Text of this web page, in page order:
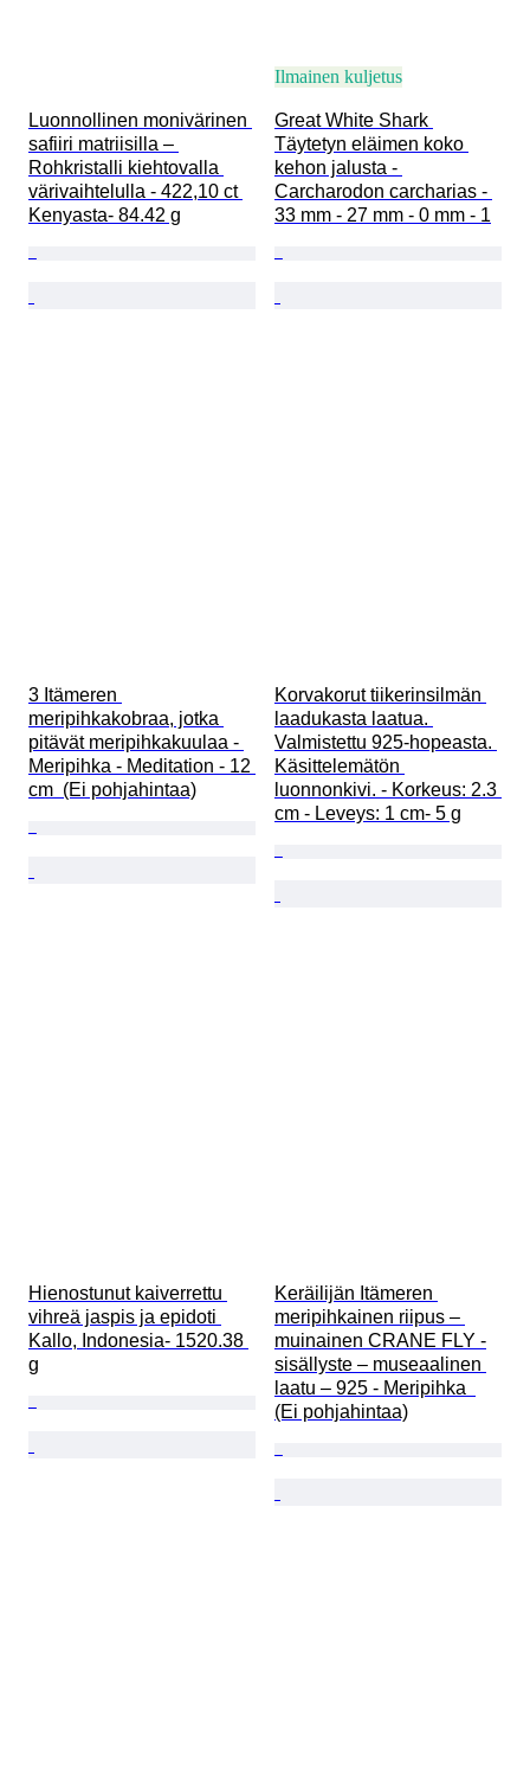
Luonnollinen monivärinen
safiiri matriisilla –
Rohkristalli kiehtovalla
värivaihtelulla - 422,10 ct
Kenyasta- 84.42 g
Ilmainen kuljetus
Great White Shark
Täytetyn eläimen koko
kehon jalusta -
Carcharodon carcharias -
33 mm - 27 mm - 0 mm - 1
3 Itämeren
meripihkakobraa, jotka
pitävät meripihkakuulaa -
Meripihka - Meditation - 12
cm  (Ei pohjahintaa)
Korvakorut tiikerinsilmän
laadukasta laatua.
Valmistettu 925-hopeasta.
Käsittelemätön
luonnonkivi. - Korkeus: 2.3
cm - Leveys: 1 cm- 5 g
Hienostunut kaiverrettu
vihreä jaspis ja epidoti
Kallo, Indonesia- 1520.38
g
Keräilijän Itämeren
meripihkainen riipus –
muinainen CRANE FLY -
sisällyste – museaalinen
laatu – 925 - Meripihka
(Ei pohjahintaa)